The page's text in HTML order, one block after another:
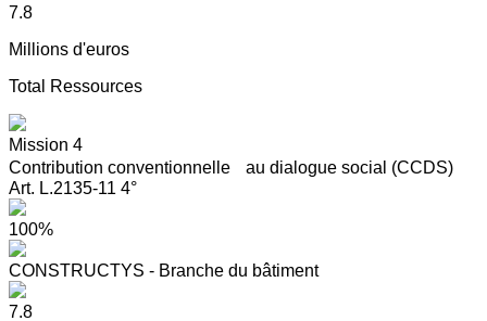
7.8
Millions d'euros
Total Ressources
Mission 4
Contribution conventionnelle au dialogue social (CCDS)
Art. L.2135-11 4°
100%
CONSTRUCTYS - Branche du bâtiment
7.8